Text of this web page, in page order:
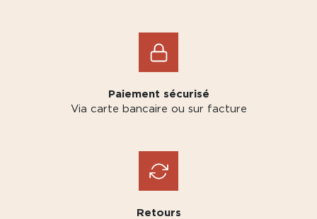
Paiement sécurisé
Via carte bancaire ou sur facture
Retours